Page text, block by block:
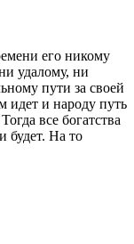
его никому
удалому, ни
пути за своей
идет и народу путь
все богатства
будет. На то